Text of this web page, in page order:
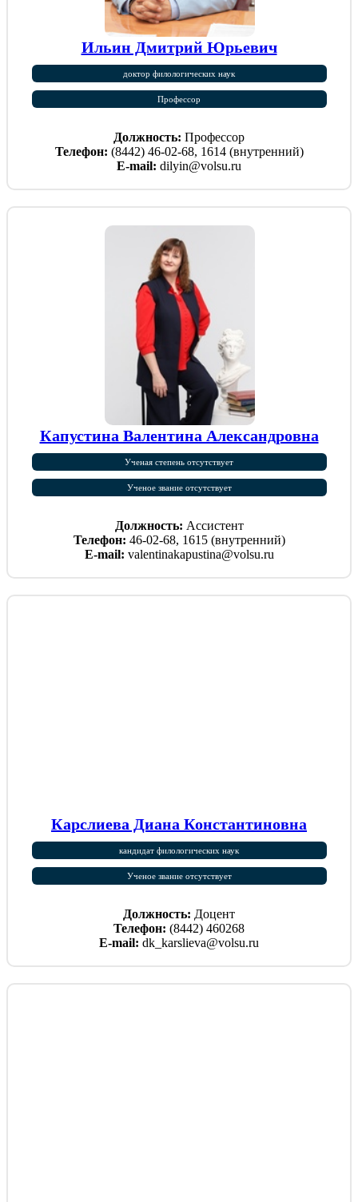
Ильин Дмитрий Юрьевич
доктор филологических наук
Профессор
Должность: Профессор
Телефон: (8442) 46-02-68, 1614 (внутренний)
E-mail: dilyin@volsu.ru
Капустина Валентина Александровна
Ученая степень отсутствует
Ученое звание отсутствует
Должность: Ассистент
Телефон: 46-02-68, 1615 (внутренний)
E-mail: valentinakapustina@volsu.ru
Карслиева Диана Константиновна
кандидат филологических наук
Ученое звание отсутствует
Должность: Доцент
Телефон: (8442) 460268
E-mail: dk_karslieva@volsu.ru